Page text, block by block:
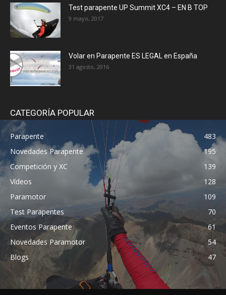
Test parapente UP Summit XC4 – EN B TOP
9 mayo, 2017
Volar en Parapente ES LEGAL en España
31 agosto, 2016
CATEGORÍA POPULAR
Parapente
483
Novedades Parapente
195
Competición y XC
139
Vídeos
128
Paramotor
109
Test Parapentes
70
Eventos Parapente
61
Novedades Paramotor
54
Blogs
47